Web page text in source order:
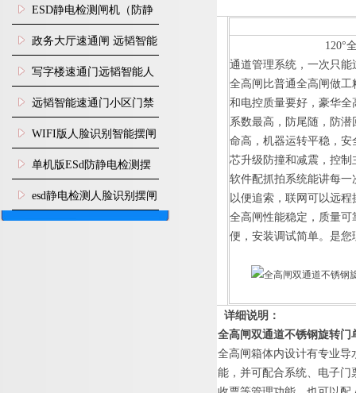
门禁闸机安装
​ESD静电检测闸机（防静
电门禁通道系统）
政务大厅速通闸 远韬智能
防尾随静音速通门
写字楼速通门远韬智能人
脸识别快速通道闸
远韬智能速通门小区门禁
闸机食堂消费摆闸
WIFI版人脸识别智能摆闸
机
单机版ESd防静电检测摆
闸机
esd静电检测人脸识别摆闸
安装
120°
通道管理系统，一次只
全高闸比普通全高闸做
和电控质量要好，豪华
系数最高，防尾随，防
命高，机器运转平稳，
芯升级防撞和减震，控
软件配抓拍系统能讲每
以便追索，联网可以远
全高闸性能稳定，质量
便，安装调试简单。是您
详细说明：
全高闸双通道不锈钢旋转门
全高闸箱体内设计有专业
能，并可配合系统、电子